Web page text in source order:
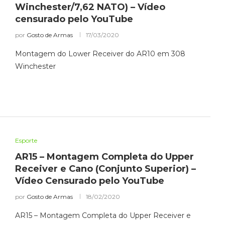
Winchester/7,62 NATO) – Vídeo
censurado pelo YouTube
por Gosto de Armas 17/03/2020
Montagem do Lower Receiver do AR10 em 308
Winchester
Esporte
AR15 – Montagem Completa do Upper
Receiver e Cano (Conjunto Superior) –
Vídeo Censurado pelo YouTube
por Gosto de Armas 18/02/2020
AR15 – Montagem Completa do Upper Receiver e